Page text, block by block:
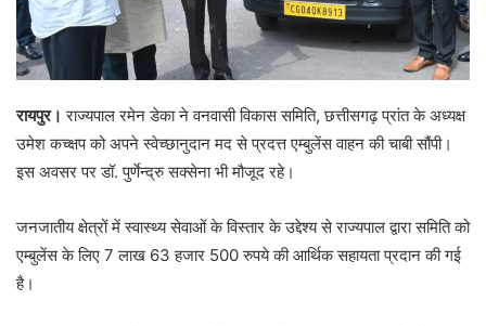
रायपुर। राज्यपाल रमेन डेका ने वनवासी विकास समिति, छत्तीसगढ़ प्रांत के अध्यक्ष
उमेश कच्क्षप को अपने स्वेच्छानुदान मद से प्रदत्त एम्बुलेंस वाहन की चाबी सौंपी।
इस अवसर पर डॉ. पुर्णेन्द्रु सक्सेना भी मौजूद रहे।
जनजातीय क्षेत्रों में स्वास्थ्य सेवाओं के विस्तार के उद्देश्य से राज्यपाल द्वारा समिति को
एम्बुलेंस के लिए 7 लाख 63 हजार 500 रुपये की आर्थिक सहायता प्रदान की गई
है।